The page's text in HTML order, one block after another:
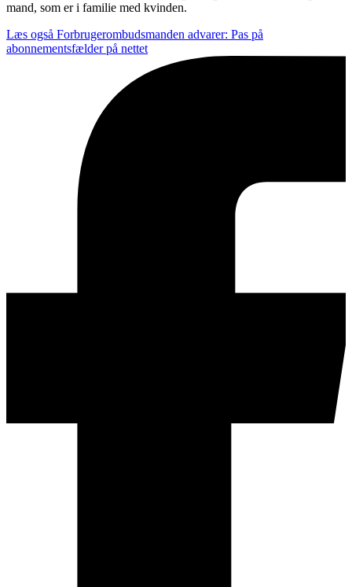
mand, som er i familie med kvinden.
Læs også Forbrugerombudsmanden advarer: Pas på
abonnementsfælder på nettet